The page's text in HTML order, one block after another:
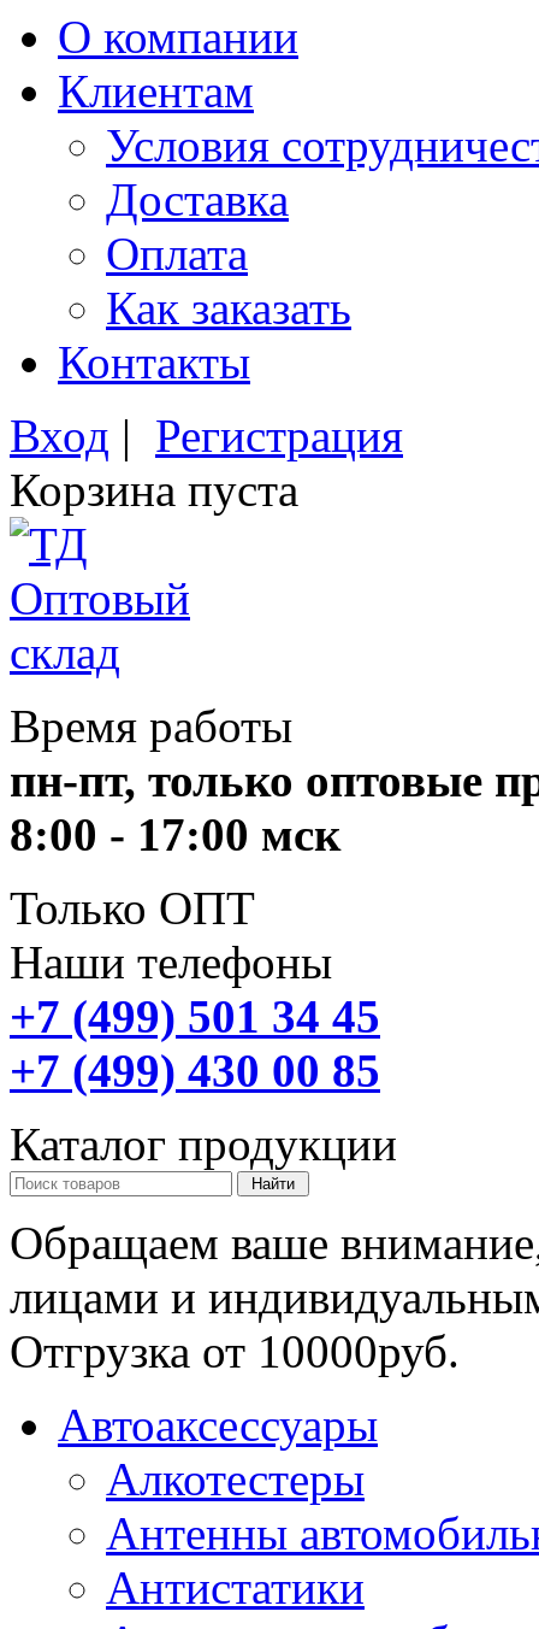
О компании
Клиентам
Условия
Доставка
Оплата
Как заказать
Контакты
Вход | Регистрация
Корзина пуста
Время работы
пн-пт, только оптовые
8:00 - 17:00 мск
Только ОПТ
Наши телефоны
+7 (499) 501 34 45
+7 (499) 430 00 85
Каталог продукции
Обращаем ваше
лицами и
Отгрузка от 10000руб.
Автоаксессуары
Алкотестеры
Антенны
Антистатики